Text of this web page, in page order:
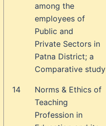
among the
employees of
Public and
Private Sectors in
Patna District; a
Comparative study
14
Norms & Ethics of
Teaching
Profession in